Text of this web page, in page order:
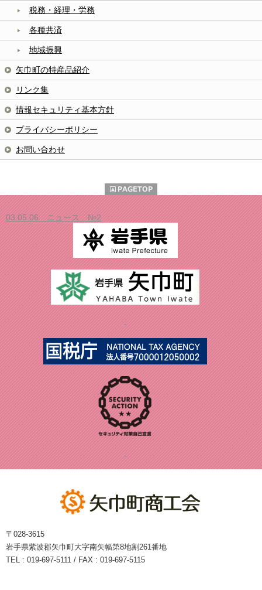
税務・経理・労務
各種共済
地域振興
矢巾町の特産品紹介
リンク集
情報セキュリティ基本方針
プライバシーポリシー
お問い合わせ
03.05.06 ニュース №2
〒028-3615
岩手県紫波郡矢巾町大字南矢幅第8地割261番地
TEL : 019-697-5111 / FAX : 019-697-5115